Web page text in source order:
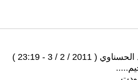
/ 2 / 3 - 23:19 )